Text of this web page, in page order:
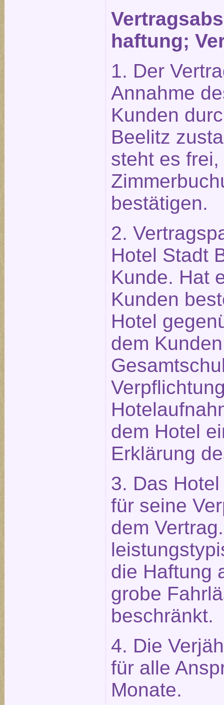
haftung;
1. Der
Annahme
Kunden
Beelitz
steht es frei,
bestätigen.
2.
Hotel Stadt
Kunde. Hat
Kunden
Hotel
dem
dem Hotel
Erklärung
3. Das
für seine
dem
die Haftung
grobe
beschränkt.
4. Die
für alle
Monate.